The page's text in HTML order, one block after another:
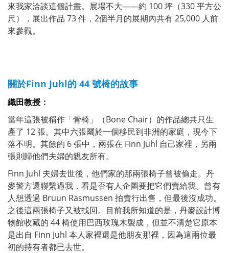
來我家洽談這個計畫。展場不大——約 100 坪（330 平方公
尺），展出作品 73 件，2個半月的展期內共有 25,000 人前
來參觀。
關於Finn Juhl的 44 號椅的故事
織田教授 ：
當年這張被稱作「骨椅」（Bone Chair）的作品總共只生
產了 12 張。其中六張屬於一個移民到非洲的家庭，現今下
落不明。其餘的 6 張中，兩張在 Finn Juhl 自己家裡，另兩
張則歸他們夫婦的親友所有。
Finn Juhl 夫婦去世後，他們家的那兩張椅子曾被偷走。丹
麥警方還聯繫過我，看是否有人企圖要把它們賣給我。曾有
人想透過 Bruun Rasmussen 拍賣行出售，但最後沒成功。
之後這兩張椅子又被找回。目前我所知道的是，丹麥設計博
物館收藏的 44 椅使用巴西玫瑰木製成，但並不清楚它原本
是出自 Finn Juhl 本人家裡還是他朋友那裡，因為這兩位最
初的持有者都已去世。